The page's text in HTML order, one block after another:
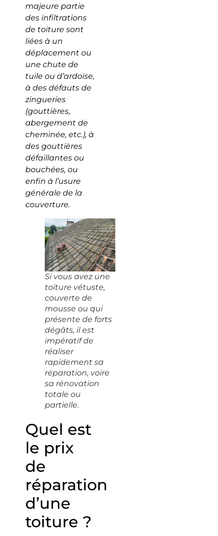
majeure partie
des infiltrations
de toiture sont
liées à un
déplacement ou
une chute de
tuile ou d’ardoise,
à des défauts de
zingueries
(gouttières,
abergement de
cheminée, etc.), à
des gouttières
défaillantes ou
bouchées, ou
enfin à l’usure
générale de la
couverture.
Si vous avez une
toiture vétuste,
couverte de
mousse ou qui
présente de forts
dégâts, il est
impératif de
réaliser
rapidement sa
réparation, voire
sa rénovation
totale ou
partielle.
Quel est
le prix
de
réparation
d’une
toiture ?